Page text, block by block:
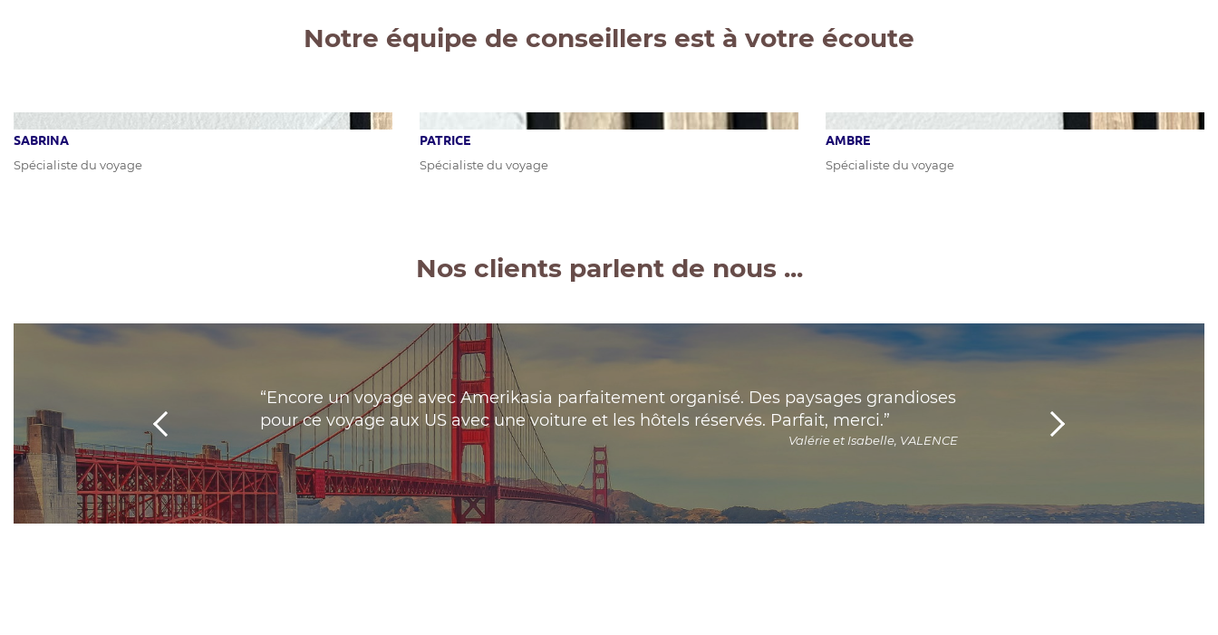
Notre équipe de conseillers est à votre écoute
SABRINA
Spécialiste du voyage
PATRICE
Spécialiste du voyage
AMBRE
Spécialiste du voyage
Nos clients parlent de nous ...
que vous recommander !
Caroline et Guillaume, LYON
“Encore un voyage avec Amerikasia parfaitement organisé. Des paysages grandioses
pour ce voyage aux US avec une voiture et les hôtels réservés. Parfait, merci.”
Valérie et Isabelle, VALENCE
Très réactifs et plein de